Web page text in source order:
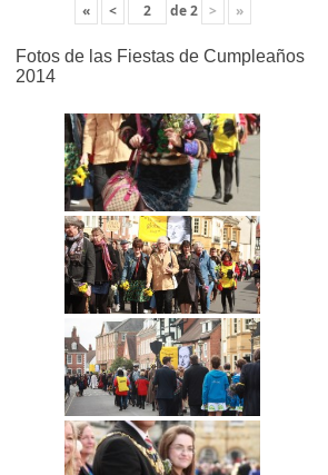
« < de2 > »
Fotos de las Fiestas de Cumpleaños
2014